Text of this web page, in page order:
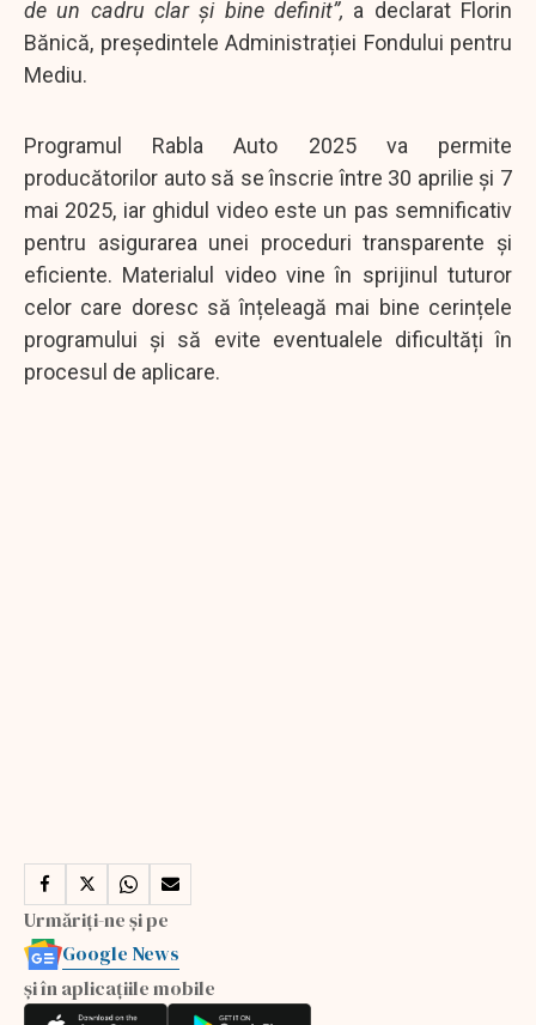
de un cadru clar și bine definit”, a declarat Florin
Bănică, președintele Administrației Fondului pentru
Mediu.
Programul Rabla Auto 2025 va permite
producătorilor auto să se înscrie între 30 aprilie și 7
mai 2025, iar ghidul video este un pas semnificativ
pentru asigurarea unei proceduri transparente și
eficiente. Materialul video vine în sprijinul tuturor
celor care doresc să înțeleagă mai bine cerințele
programului și să evite eventualele dificultăți în
procesul de aplicare.
Urmăriți-ne și pe
Google News
și în aplicațiile mobile